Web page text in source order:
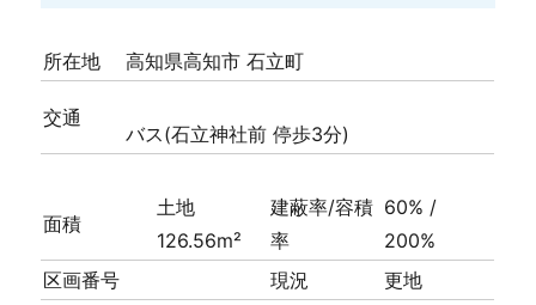
所在地 高知県高知市 石立町
交通
バス(石立神社前 停歩3分)
面積
土地
126.56m²
建蔽率/容積
率
60% /
200%
区画番号
現況
更地